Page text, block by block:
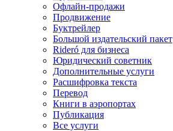
Офлайн-продажи
Продвижение
Буктрейлер
Большой издательский пакет
Rideró для бизнеса
Юридический советник
Дополнительные услуги
Расшифровка текста
Перевод
Книги в аэропортах
Публикация
Все услуги